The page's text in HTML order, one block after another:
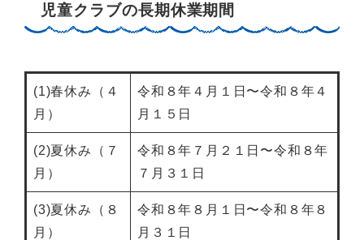
児童クラブの長期休業期間
(1)春休み（４
月）
令和８年４月１日〜令和８年４
月１５日
(2)夏休み（７
月）
令和８年７月２１日〜令和８年
７月３１日
(3)夏休み（８
月）
令和８年８月１日〜令和８年８
月３１日